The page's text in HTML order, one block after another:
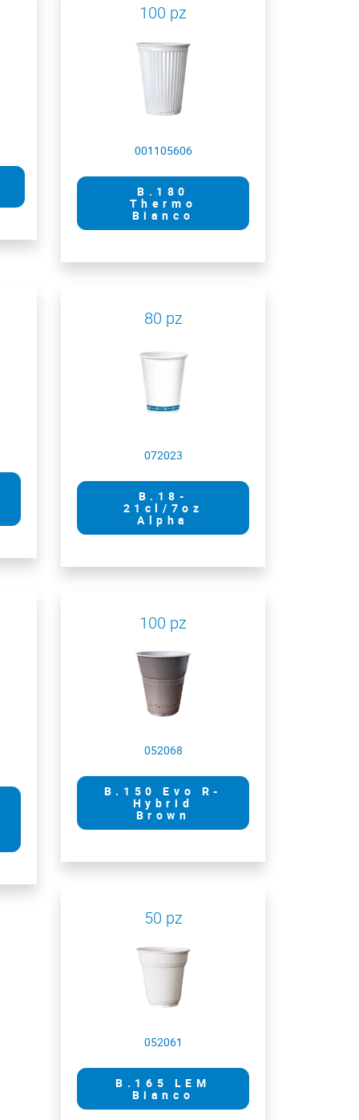
100 pz
001105606
B.180
Thermo
Bianco
80 pz
072023
B.18-
21cl/7oz
Alpha
100 pz
052068
B.150 Evo R-
Hybrid
Brown
50 pz
052061
B.165 LEM
Bianco